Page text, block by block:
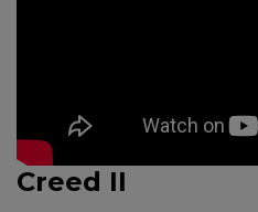
Creed II